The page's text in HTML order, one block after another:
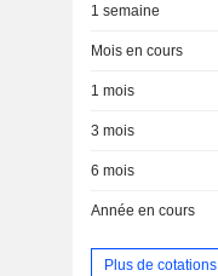
1 semaine
Mois en cours
1 mois
3 mois
6 mois
Année en cours
Plus de cotations